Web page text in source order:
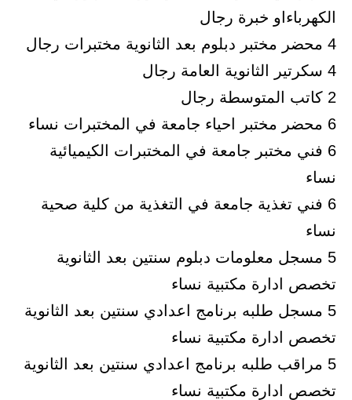
الكهرباءاو خبرة رجال
4 محضر مختبر دبلوم بعد الثانوية مختبرات رجال
4 سكرتير الثانوية العامة رجال
2 كاتب المتوسطة رجال
6 محضر مختبر احياء جامعة في المختبرات نساء
6 فني مختبر جامعة في المختبرات الكيميائية
نساء
6 فني تغذية جامعة في التغذية من كلية صحية
نساء
5 مسجل معلومات دبلوم سنتين بعد الثانوية
تخصص ادارة مكتبية نساء
5 مسجل طلبه برنامج اعدادي سنتين بعد الثانوية
تخصص ادارة مكتبية نساء
5 مراقب طلبه برنامج اعدادي سنتين بعد الثانوية
تخصص ادارة مكتبية نساء